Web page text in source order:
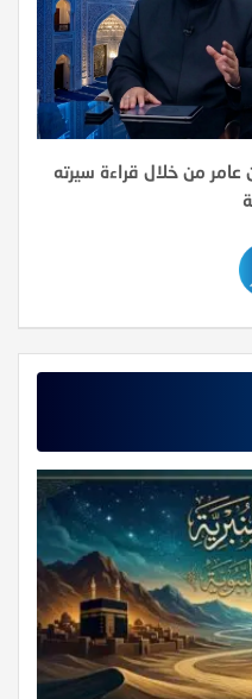
من خلال قراءة سيرته